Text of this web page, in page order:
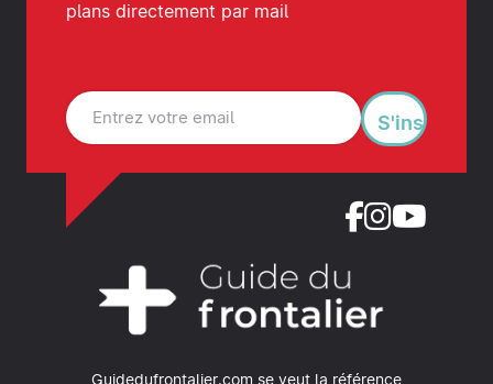
Guidedufrontalier.com se veut la référence
plans directement par mail
S'inscrire